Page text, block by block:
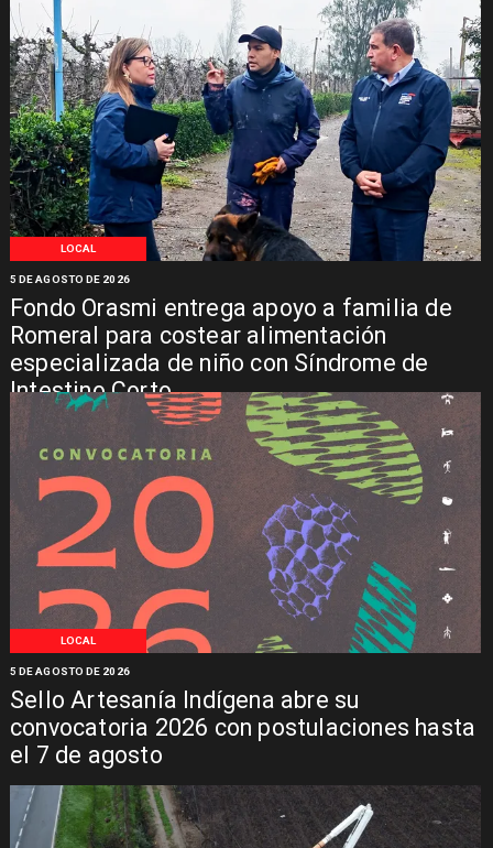
LOCAL
Fondo Orasmi entrega apoyo a familia de
Romeral para costear alimentación
especializada de niño con Síndrome de
Intestino Corto
5 DE AGOSTO DE 2026
LOCAL
Sello Artesanía Indígena abre su
convocatoria 2026 con postulaciones hasta
el 7 de agosto
5 DE AGOSTO DE 2026